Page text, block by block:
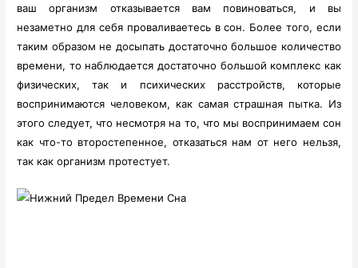
ваш организм отказывается вам повиноваться, и вы
незаметно для себя проваливаетесь в сон. Более того, если
таким образом не досыпать достаточно большое количество
времени, то наблюдается достаточно большой комплекс как
физических, так и психических расстройств, которые
воспринимаются человеком, как самая страшная пытка. Из
этого следует, что несмотря на то, что мы воспринимаем сон
как что-то второстепенное, отказаться нам от него нельзя,
так как организм протестует.